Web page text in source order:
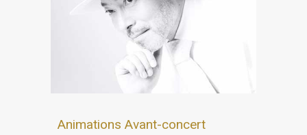
Animations Avant-concert